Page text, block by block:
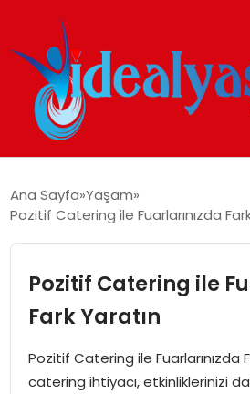
EKONOMI
İDEAL YAŞAM
İDEAL SPOR
Ana Sayfa Yaşam
Pozitif Catering ile Fuarlarınızda
Pozitif Catering ile
Fark Yaratın
Pozitif Catering ile Fuarlarınızda
catering ihtiyacı, etkinliklerinizi